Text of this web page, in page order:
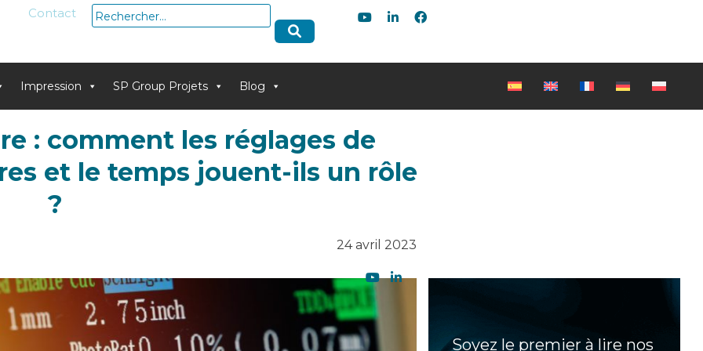
Contact Rechercher :
Impression SP Group Projets Blog
: comment les réglages de
et le temps jouent-ils un rôle
?
24 avril 2023
Soyez le premier à lire nos